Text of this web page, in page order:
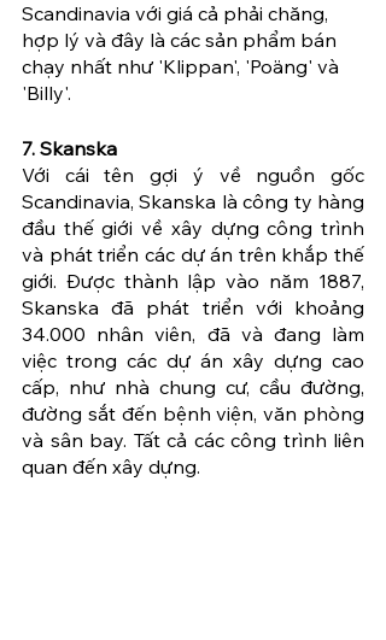
Scandinavia với giá cả phải chăng,
hợp lý và đây là các sản phẩm bán
chạy nhất như 'Klippan', 'Poäng' và
'Billy'.
7. Skanska
Với cái tên gợi ý về nguồn gốc
Scandinavia, Skanska là công ty hàng
đầu thế giới về xây dựng công trình
và phát triển các dự án trên khắp thế
giới. Được thành lập vào năm 1887,
Skanska đã phát triển với khoảng
34.000 nhân viên, đã và đang làm
việc trong các dự án xây dựng cao
cấp, như nhà chung cư, cầu đường,
đường sắt đến bệnh viện, văn phòng
và sân bay. Tất cả các công trình liên
quan đến xây dựng.